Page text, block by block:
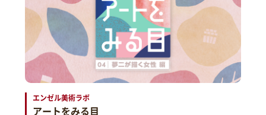
エンゼル美術ラボ
アートをみる目